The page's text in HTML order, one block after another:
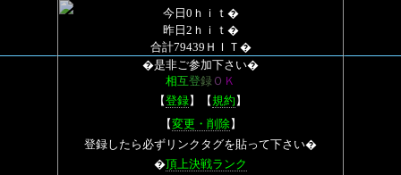
今日0ｈｉｔ�
昨日2ｈｉｔ�
合計79439ＨＩＴ�
�是非ご参加下さい�
相互登録 Ｏ Ｋ
【登録】【規約 】
【変更・削除】
登録したら必ずリンクタグを貼って下さい�
�頂上決戦ランク